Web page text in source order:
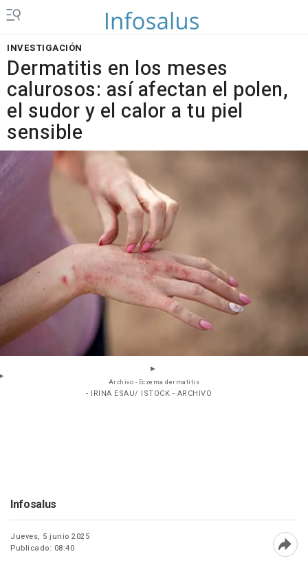
INVESTIGACIÓN
Dermatitis en los meses
calurosos: así afectan el polen,
el sudor y el calor a tu piel
sensible
Archivo - Eczema dermatitis
- IRINA ESAU/ ISTOCK - ARCHIVO
Infosalus
Jueves, 5 junio 2025
Publicado: 08:40